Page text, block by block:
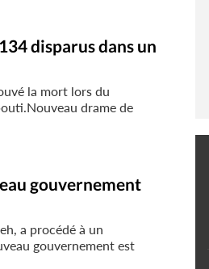
disparus dans un
la mort lors du
drame de
gouvernement
a procédé à un
gouvernement est